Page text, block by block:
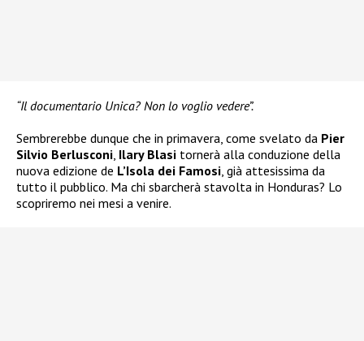
“Il documentario Unica? Non lo voglio vedere”.
Sembrerebbe dunque che in primavera, come svelato da Pier
Silvio Berlusconi, Ilary Blasi tornerà alla conduzione della
nuova edizione de L’Isola dei Famosi, già attesissima da
tutto il pubblico. Ma chi sbarcherà stavolta in Honduras? Lo
scopriremo nei mesi a venire.